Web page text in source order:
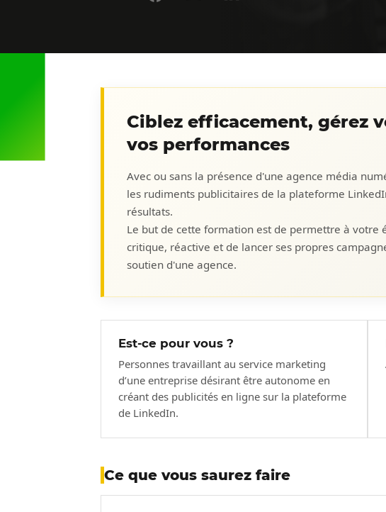
Ciblez efficacement, gérez
vos performances
Avec ou sans la présence d'une agence média
les rudiments publicitaires de la plateforme
résultats.
Le but de cette formation est de permettre à
critique, réactive et de lancer ses propres
soutien d'une agence.
Est-ce pour vous ?
Personnes travaillant au service marketing
d’une entreprise désirant être autonome en
créant des publicités en ligne sur la plateforme
de LinkedIn.
Ce que vous saurez faire